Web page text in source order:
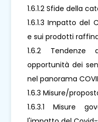
1.6.1.2 Sfide della
1.6.1.3 Impatto del
e sui prodotti
1.6.2
opportunità dei
nel panorama
1.6.3 Misure/
1.6.3.1 Misure